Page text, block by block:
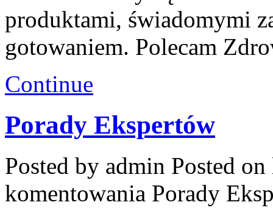
produktami, świadomymi
gotowaniem. Polecam
Continue
Porady Ekspertów
Posted by admin Posted
komentowania Porady